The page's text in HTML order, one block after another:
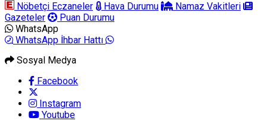
Nöbetçi Eczaneler
Hava Durumu
Namaz Vakitleri
Gazeteler
Puan Durumu
WhatsApp
WhatsApp İhbar Hattı
Sosyal Medya
Facebook
Instagram
Youtube